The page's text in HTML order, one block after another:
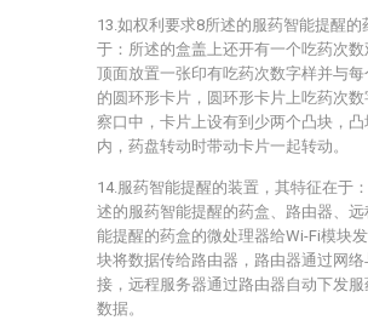
13.如权利要求8所述的服药智能提醒的
于：所述的盒盖上还开有一个吃药次
顶面放置一张印有吃药次数字样并与
的圆环形卡片，圆环形卡片上吃药次
察口中，卡片上设有到少两个凸块，
内，药盘转动时带动卡片一起转动。
14.服药智能提醒的装置，其特征在于
述的服药智能提醒的药盒、路由器、
能提醒的药盒的微处理器给Wi-Fi模块
块将数据传给路由器，路由器通过网
接，远程服务器通过路由器自动下发
数据。